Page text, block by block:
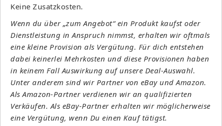
Keine Zusatzkosten.
Wenn du über „zum Angebot“ ein Produkt kaufst oder
Dienstleistung in Anspruch nimmst, erhalten wir oftmals
eine kleine Provision als Vergütung. Für dich entstehen
dabei keinerlei Mehrkosten und diese Provisionen haben
in keinem Fall Auswirkung auf unsere Deal-Auswahl.
Unter anderem sind wir Partner von eBay und Amazon.
Als Amazon-Partner verdienen wir an qualifizierten
Verkäufen. Als eBay-Partner erhalten wir möglicherweise
eine Vergütung, wenn Du einen Kauf tätigst.